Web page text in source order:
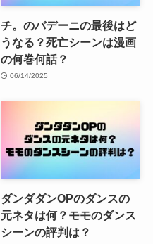
チ。のバデーニの最後はど
うなる？死亡シーンは漫画
の何巻何話？
06/14/2025
ダンダダンOPのダンスの
元ネタは何？モモのダンス
シーンの評判は？